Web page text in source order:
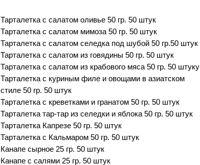
Тарталетка с салатом оливье 50 гр. 50 штук
Тарталетка с салатом мимоза 50 гр. 50 штук
Тарталетка с салатом селедка под шубой 50 гр.50 штук
Тарталетка с салатом из говядины 50 гр. 50 штук
Тарталетка с салатом из крабового мяса 50 гр. 50 штуку
Тарталетка с куриным филе и овощами в азиатском
стиле 50 гр. 50 штук
Тарталетка с креветками и гранатом 50 гр. 50 штук
Тарталетка тар-тар из селедки и яблока 50 гр. 50 штук
Тарталетка Капрезе 50 гр. 50 штук
Тарталетка с Кальмаром 50 гр. 50 штук
Канапе сырное 25 гр. 50 штук
Канапе с салями 25 гр. 50 штук